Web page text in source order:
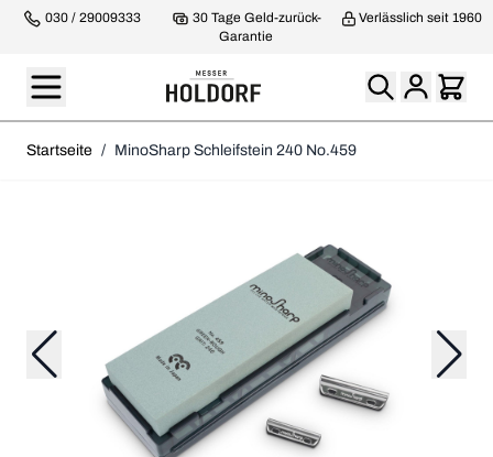
030 / 29009333
30 Tage Geld-zurück-
Garantie
Verlässlich seit 1960
Startseite / MinoSharp Schleifstein 240 No.459